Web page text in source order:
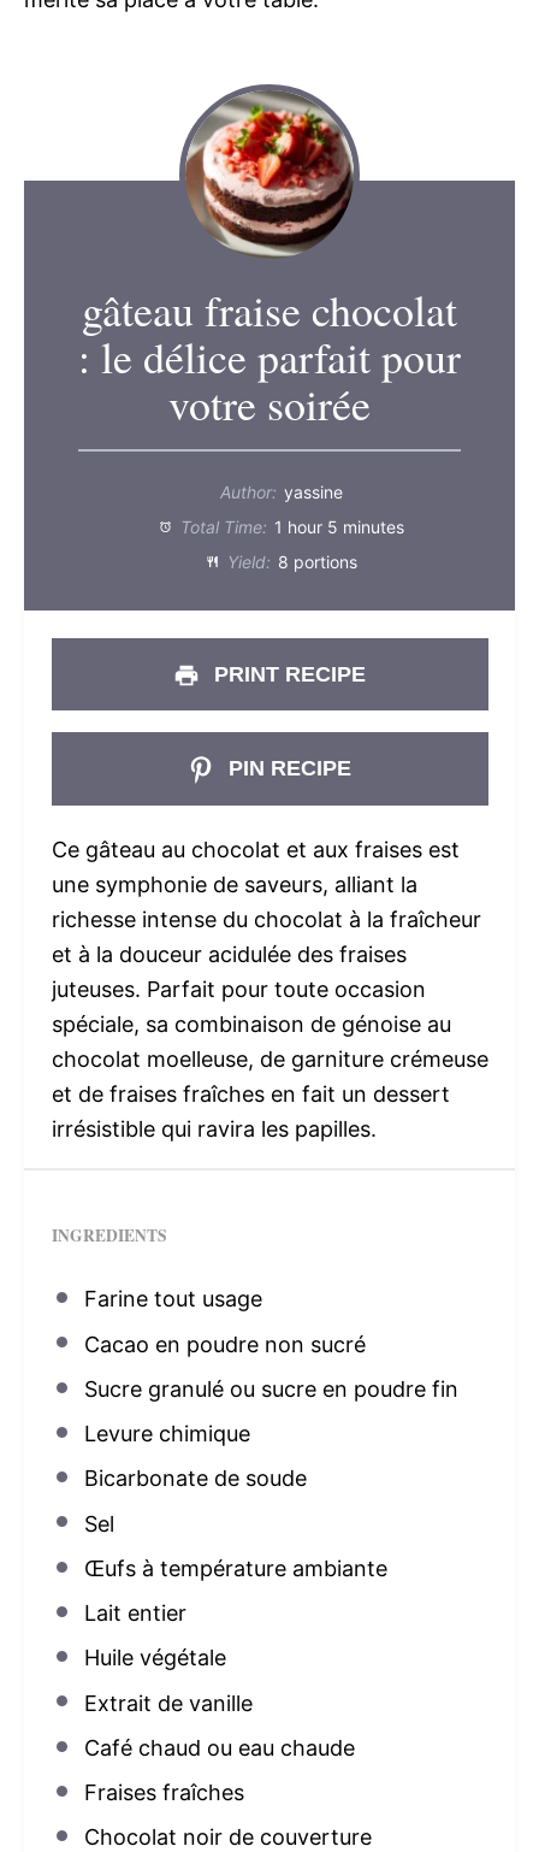
gâteau fraise chocolat
: le délice parfait pour
votre soirée
Author: yassine
Total Time: 1 hour 5 minutes
Yield: 8 portions
PRINT RECIPE
PIN RECIPE
Ce gâteau au chocolat et aux fraises est
une symphonie de saveurs, alliant la
richesse intense du chocolat à la fraîcheur
et à la douceur acidulée des fraises
juteuses. Parfait pour toute occasion
spéciale, sa combinaison de génoise au
chocolat moelleuse, de garniture crémeuse
et de fraises fraîches en fait un dessert
irrésistible qui ravira les papilles.
INGREDIENTS
Farine tout usage
Cacao en poudre non sucré
Sucre granulé ou sucre en poudre fin
Levure chimique
Bicarbonate de soude
Sel
Œufs à température ambiante
Lait entier
Huile végétale
Extrait de vanille
Café chaud ou eau chaude
Fraises fraîches
Chocolat noir de couverture